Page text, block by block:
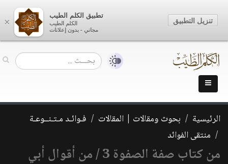
الرئيسية بحوث ومقالات | المقالات
فـوائـد مـتـنــوعـة
منتقى الفوائد
من كتاب صفة الصفوة 3 / من أقوال أبي
×
تطبيق الكلم الطيب
الكلم الطيب
مجاني - بدون إعلانات
تنزيل التطبيق